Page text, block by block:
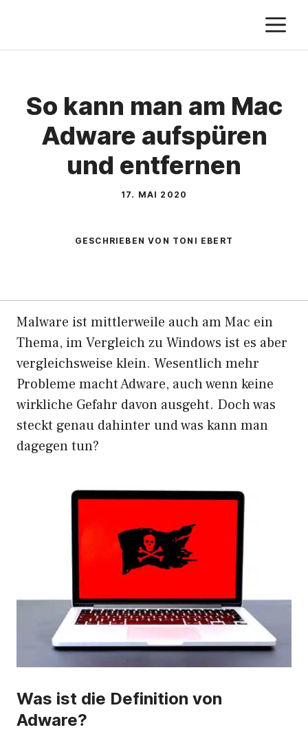
springen
So kann man am Mac
Adware aufspüren
und entfernen
17. MAI 2020
GESCHRIEBEN VON TONI EBERT
Malware ist mittlerweile auch am Mac ein
Thema, im Vergleich zu Windows ist es aber
vergleichsweise klein. Wesentlich mehr
Probleme macht Adware, auch wenn keine
wirkliche Gefahr davon ausgeht. Doch was
steckt genau dahinter und was kann man
dagegen tun?
Was ist die Definition von
Adware?